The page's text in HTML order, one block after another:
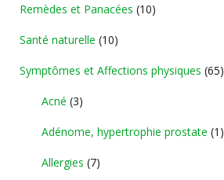
Remèdes et Panacées (10)
Santé naturelle (10)
Symptômes et Affections physiques (65)
Acné (3)
Adénome, hypertrophie prostate (1)
Allergies (7)